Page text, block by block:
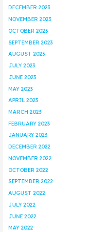
DECEMBER 2023
NOVEMBER 2023
OCTOBER 2023
SEPTEMBER 2023
AUGUST 2023
JULY 2023
JUNE 2023
MAY 2023
APRIL 2023
MARCH 2023
FEBRUARY 2023
JANUARY 2023
DECEMBER 2022
NOVEMBER 2022
OCTOBER 2022
SEPTEMBER 2022
AUGUST 2022
JULY 2022
JUNE 2022
MAY 2022